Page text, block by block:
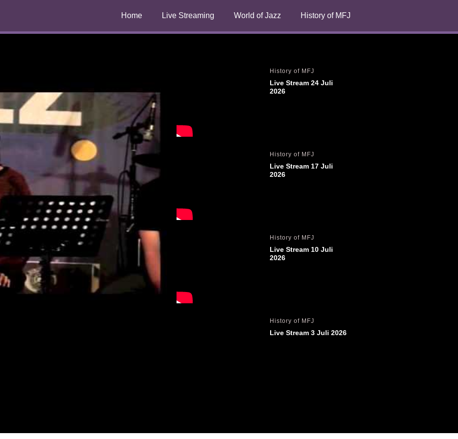
Home Live Streaming World of Jazz History of MFJ
History of MFJ
Live Stream 24 Juli
2026
History of MFJ
Live Stream 17 Juli
2026
History of MFJ
Live Stream 10 Juli
2026
History of MFJ
Live Stream 3 Juli 2026